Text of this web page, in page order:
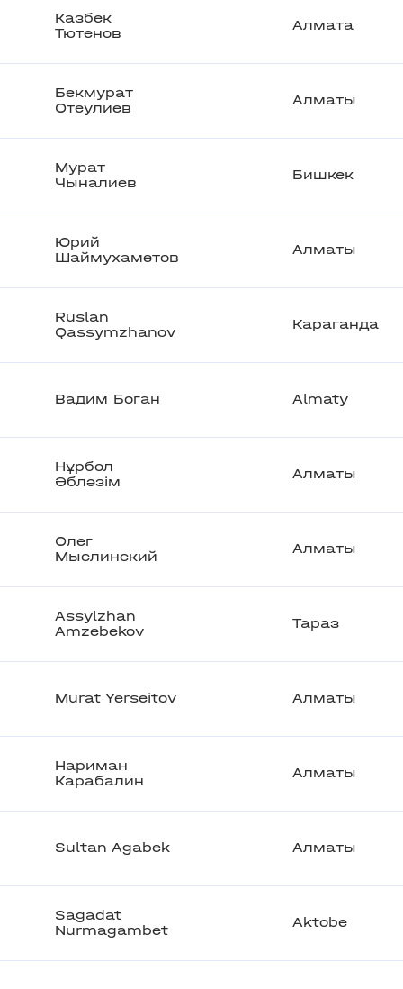
Казбек
Тютенов
Алмата
Бекмурат
Отеулиев
Алматы
Мурат
Чыналиев
Бишкек
Юрий
Шаймухаметов
Алматы
Ruslan
Qassymzhanov
Караганда
Вадим Боган Almaty
Нұрбол
Әбләзім
Алматы
Олег
Мыслинский
Алматы
Assylzhan
Amzebekov
Тараз
Murat Yerseitov Алматы
Нариман
Карабалин
Алматы
Sultan Agabek Алматы
Sagadat
Nurmagambet
Aktobe